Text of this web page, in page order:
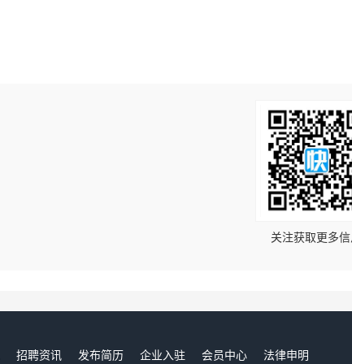
关注获取更多
招聘资讯 发布简历 企业入驻 会员中心 法律申明